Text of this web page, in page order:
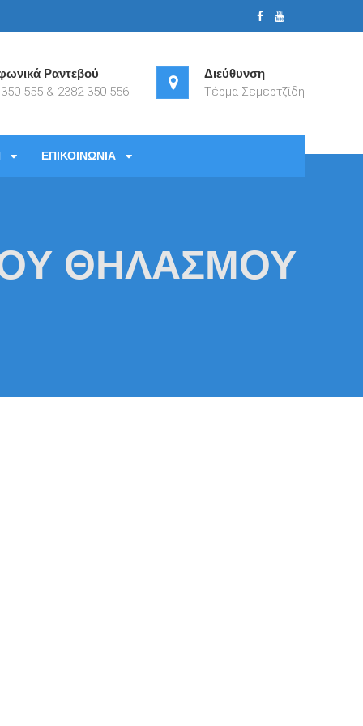
Ραντεβού
555 & 2382 350 556
Διεύθυνση
Τέρμα Σεμερτζίδη
ΕΠΙΚΟΙΝΩΝΙΑ
ΘΗΛΑΣΜΟΥ